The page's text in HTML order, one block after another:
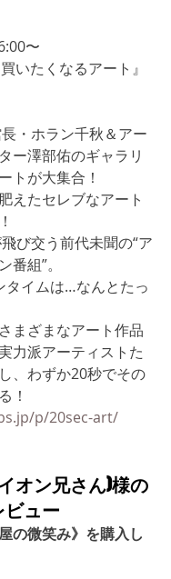
〜
いたくなるアート』
・ホラン千秋＆アー
ー澤部佑のギャラリ
トが大集合！
えたセレブなアート
び交う前代未聞の“ア
組”。
タイムは…なんとたっ
まざまなアート作品
力派アーティストた
、わずか20秒でその
！
p/20sec-art/
オン兄さん)様の
ュー
の微笑み》を購入し